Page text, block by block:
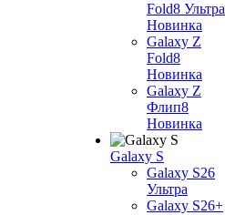
Fold8 Ультра
Новинка
Galaxy Z
Fold8
Новинка
Galaxy Z
Флип8
Новинка
Galaxy S
Galaxy S26
Ультра
Galaxy S26+